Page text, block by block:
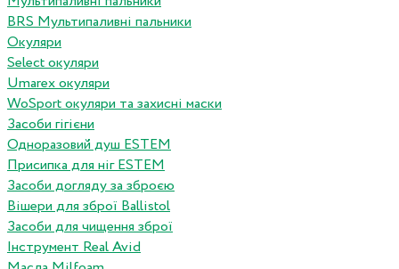
BRS Мультипаливні пальники
Окуляри
Select окуляри
Umarex окуляри
WoSport окуляри та захисні маски
Засоби гігієни
Одноразовий душ ESTEM
Присипка для ніг ESTEM
Засоби догляду за зброєю
Вішери для зброї Ballistol
Засоби для чищення зброї
Інструмент Real Avid